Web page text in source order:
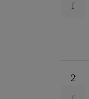
2